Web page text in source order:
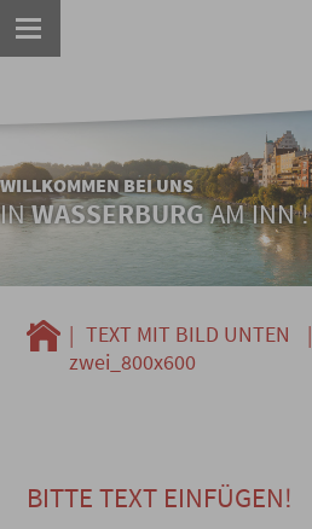
WILLKOMMEN BEI UNS
INWASSERBURGAM INN !
| TEXT MIT BILD UNTEN |
zwei_800x600
BITTE TEXT EINFÜGEN!